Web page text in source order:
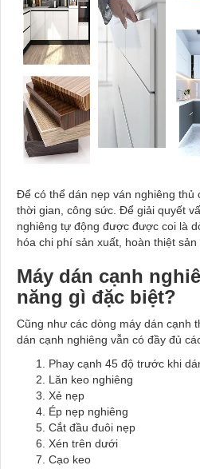
Để có thể dán nẹp ván nghiêng thủ
thời gian, công sức. Để giải quyết
nghiêng tự động được được coi là
hóa chi phí sản xuất, hoàn thiệt sản
Máy dán cạnh
năng gì đặc biệt?
Cũng như các dòng máy dán cạnh
dán cạnh nghiêng vẫn có đầy đủ
Phay cạnh 45 độ trước khi
Lăn keo nghiêng
Xẻ nẹp
Ép nẹp nghiêng
Cắt đầu đuôi nẹp
Xén trên dưới
Cạo keo